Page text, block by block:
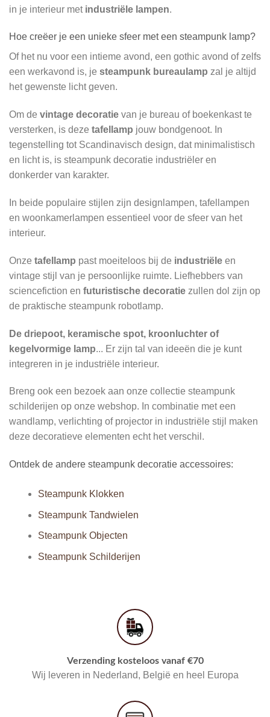
in je interieur met industriële lampen.
Hoe creëer je een unieke sfeer met een steampunk lamp?
Of het nu voor een intieme avond, een gothic avond of zelfs
een werkavond is, je steampunk bureaulamp zal je altijd
het gewenste licht geven.
Om de vintage decoratie van je bureau of boekenkast te
versterken, is deze tafellamp jouw bondgenoot. In
tegenstelling tot Scandinavisch design, dat minimalistisch
en licht is, is steampunk decoratie industriëler en
donkerder van karakter.
In beide populaire stijlen zijn designlampen, tafellampen
en woonkamerlampen essentieel voor de sfeer van het
interieur.
Onze tafellamp past moeiteloos bij de industriële en
vintage stijl van je persoonlijke ruimte. Liefhebbers van
sciencefiction en futuristische decoratie zullen dol zijn op
de praktische steampunk robotlamp.
De driepoot, keramische spot, kroonluchter of
kegelvormige lamp... Er zijn tal van ideeën die je kunt
integreren in je industriële interieur.
Breng ook een bezoek aan onze collectie steampunk
schilderijen op onze webshop. In combinatie met een
wandlamp, verlichting of projector in industriële stijl maken
deze decoratieve elementen echt het verschil.
Ontdek de andere steampunk decoratie accessoires:
Steampunk Klokken
Steampunk Tandwielen
Steampunk Objecten
Steampunk Schilderijen
Verzending kosteloos vanaf €70
Wij leveren in Nederland, België en heel Europa